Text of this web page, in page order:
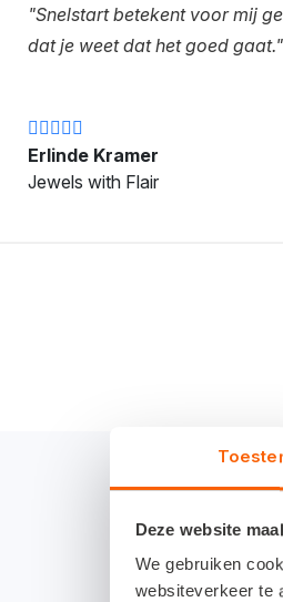
Deze website
We gebruiken
websiteverkeer te
"Snelstart betekent voor mij
dat je weet dat het goed gaat."
Erlinde Kramer
Jewels with Flair